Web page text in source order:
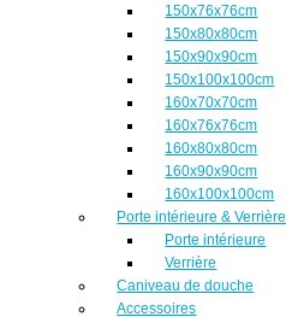
150x76x76cm
150x80x80cm
150x90x90cm
150x100x100cm
160x70x70cm
160x76x76cm
160x80x80cm
160x90x90cm
160x100x100cm
Porte intérieure & Verrière
Porte intérieure
Verrière
Caniveau de douche
Accessoires